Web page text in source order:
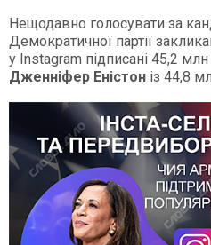
Нещодавно голосувати за
Демократичної партії
у Instagram підписані 45,2 млн
Дженніфер Еністон із 44,8